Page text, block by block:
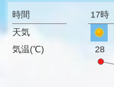
時間
天気
気温(℃)
17時
28